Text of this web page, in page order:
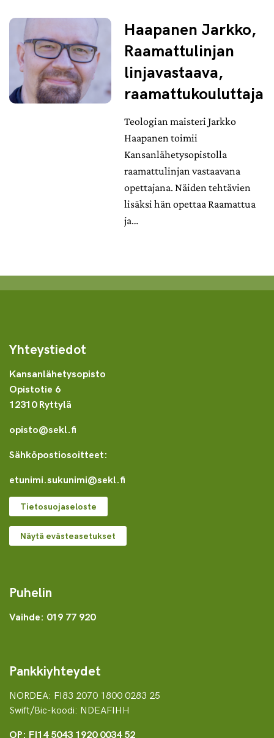
Haapanen Jarkko,
Raamattulinjan
linjavastaava,
raamattukouluttaja
Teologian maisteri Jarkko
Haapanen toimii
Kansanlähetysopistolla
raamattulinjan vastaavana
opettajana. Näiden tehtävien
lisäksi hän opettaa Raamattua
ja…
Yhteystiedot
Kansanlähetysopisto
Opistotie 6
12310 Ryttylä
opisto@sekl.fi
Sähköpostiosoitteet:
etunimi.sukunimi@sekl.fi
Tietosuojaseloste
Näytä evästeasetukset
Puhelin
Vaihde: 019 77 920
Pankkiyhteydet
NORDEA: FI83 2070 1800 0283 25
Swift/Bic-koodi: NDEAFIHH
OP: FI14 5043 1920 0034 52